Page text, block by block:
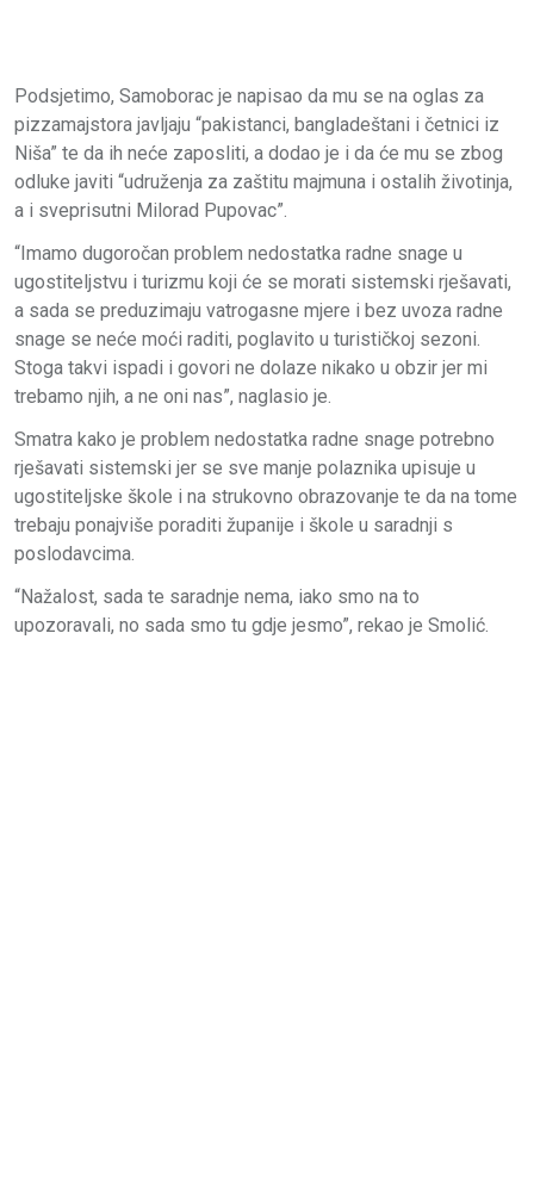
Podsjetimo, Samoborac je napisao da mu se na oglas za
pizzamajstora javljaju “pakistanci, bangladeštani i četnici iz
Niša” te da ih neće zaposliti, a dodao je i da će mu se zbog
odluke javiti “udruženja za zaštitu majmuna i ostalih životinja,
a i sveprisutni Milorad Pupovac”.
“Imamo dugoročan problem nedostatka radne snage u
ugostiteljstvu i turizmu koji će se morati sistemski rješavati,
a sada se preduzimaju vatrogasne mjere i bez uvoza radne
snage se neće moći raditi, poglavito u turističkoj sezoni.
Stoga takvi ispadi i govori ne dolaze nikako u obzir jer mi
trebamo njih, a ne oni nas”, naglasio je.
Smatra kako je problem nedostatka radne snage potrebno
rješavati sistemski jer se sve manje polaznika upisuje u
ugostiteljske škole i na strukovno obrazovanje te da na tome
trebaju ponajviše poraditi županije i škole u saradnji s
poslodavcima.
“Nažalost, sada te saradnje nema, iako smo na to
upozoravali, no sada smo tu gdje jesmo”, rekao je Smolić.